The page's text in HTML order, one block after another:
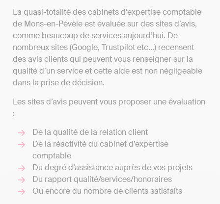
La quasi-totalité des cabinets d’expertise comptable
de Mons-en-Pévèle est évaluée sur des sites d’avis,
comme beaucoup de services aujourd’hui. De
nombreux sites (Google, Trustpilot etc...) recensent
des avis clients qui peuvent vous renseigner sur la
qualité d’un service et cette aide est non négligeable
dans la prise de décision.
Les sites d’avis peuvent vous proposer une évaluation
:
De la qualité de la relation client
De la réactivité du cabinet d’expertise
comptable
Du degré d’assistance auprès de vos projets
Du rapport qualité/services/honoraires
Ou encore du nombre de clients satisfaits